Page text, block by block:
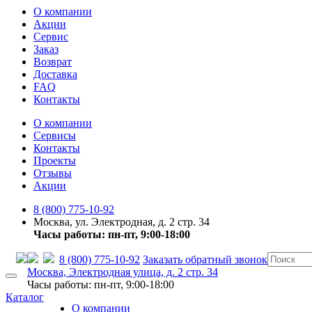
О компании
Акции
Сервис
Заказ
Возврат
Доставка
FAQ
Контакты
О компании
Сервисы
Контакты
Проекты
Отзывы
Акции
8 (800) 775-10-92
Москва, ул. Электродная, д. 2 стр. 34
Часы работы: пн-пт, 9:00-18:00
8 (800) 775-10-92 Заказать обратный звонок
Москва, Электродная улица, д. 2 стр. 34
Часы работы: пн-пт, 9:00-18:00
Каталог
О компании